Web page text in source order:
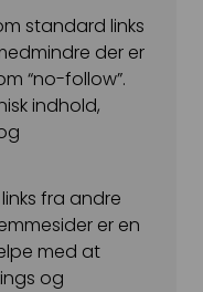
standard links
der er
“no-follow”.
indhold,
fra andre
er en
med at
og